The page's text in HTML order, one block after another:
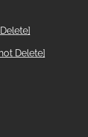
Delete]